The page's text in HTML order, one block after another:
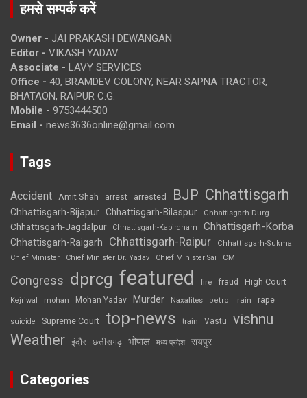
हमसे सम्पर्क करें
Owner - JAI PRAKASH DEWANGAN
Editor - VIKASH YADAV
Associate - LAVY SERVICES
Office - 40, BRAMDEV COLONY, NEAR SAPNA TRACTOR,
BHATAON, RAIPUR C.G.
Mobile - 9753444500
Email - news3636online@gmail.com
Tags
Accident Amit Shah arrest arrested BJP Chhattisgarh
Chhattisgarh-Bijapur Chhattisgarh-Bilaspur Chhattisgarh-Durg
Chhattisgarh-Jagdalpur Chhattisgarh-Kabirdham Chhattisgarh-Korba
Chhattisgarh-Raigarh Chhattisgarh-Raipur
Chhattisgarh-Sukma
Chief Minister
Chief Minister Dr. Yadav Chief Minister Sai CM
Congress dprcg featured fire fraud High Court
Kejriwal mohan Mohan Yadav Murder Naxalites petrol rain rape
suicide Supreme Court top-news train Vastu vishnu
Weather इंदौर छत्तीसगढ़ भोपाल मध्य प्रदेश रायपुर
Categories